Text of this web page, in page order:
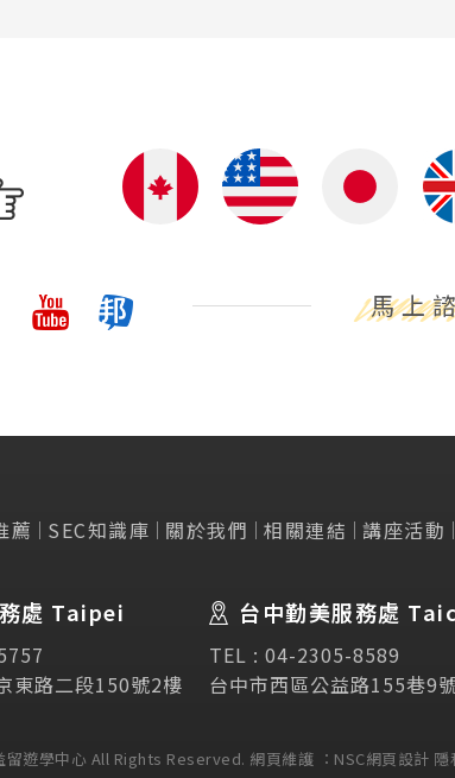
關於我們
SEC 講座活動
講座資訊
SEC加拿大當地活動
獎學金資訊
馬上
薦 SEC知識庫 關於我們 相關連結 講座活動
處 Taipei
東路二段150號2樓
台中勤美服務處
TEL : 04-2305-8589
台中市西區公益路155巷9
遊學中心 All Rights Reserved. 網頁維護 ： NSC網頁設計 隱